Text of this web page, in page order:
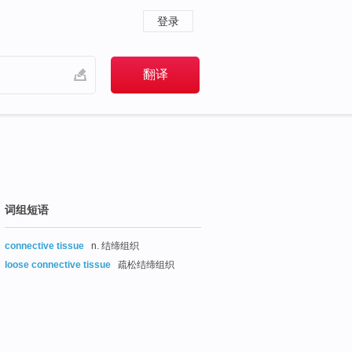
登录
词组短语
connective tissue
n. 结缔组织
loose connective tissue
疏松结缔组织